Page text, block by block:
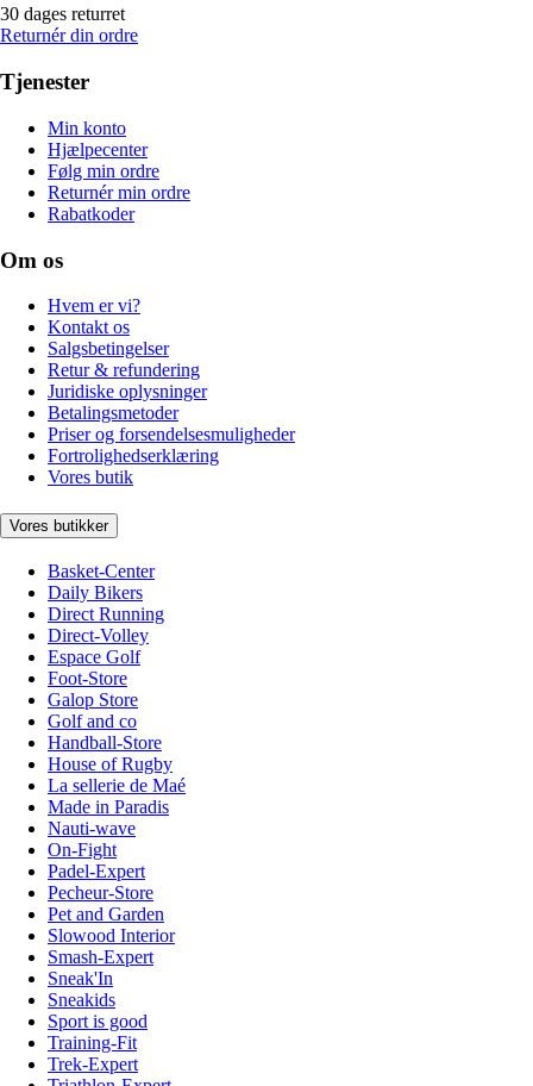
30 dages returret
Returnér din ordre
Tjenester
Min konto
Hjælpecenter
Følg min ordre
Returnér min ordre
Rabatkoder
Om os
Hvem er vi?
Kontakt os
Salgsbetingelser
Retur & refundering
Juridiske oplysninger
Betalingsmetoder
Priser og forsendelsesmuligheder
Fortrolighedserklæring
Vores butik
Vores butikker
Basket-Center
Daily Bikers
Direct Running
Direct-Volley
Espace Golf
Foot-Store
Galop Store
Golf and co
Handball-Store
House of Rugby
La sellerie de Maé
Made in Paradis
Nauti-wave
On-Fight
Padel-Expert
Pecheur-Store
Pet and Garden
Slowood Interior
Smash-Expert
Sneak'In
Sneakids
Sport is good
Training-Fit
Trek-Expert